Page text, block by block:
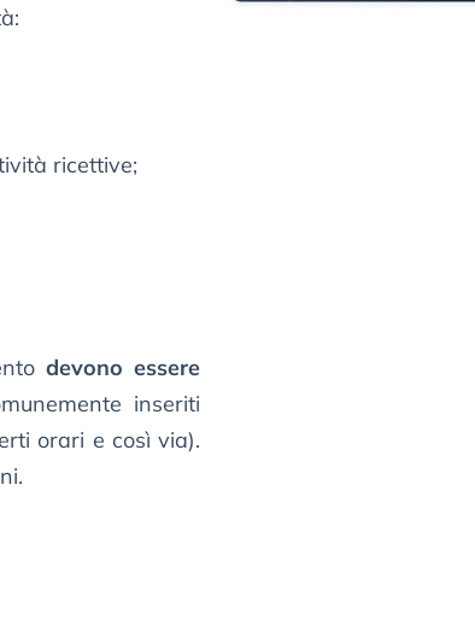
ricettive;
devono essere
inseriti
orari e così via).